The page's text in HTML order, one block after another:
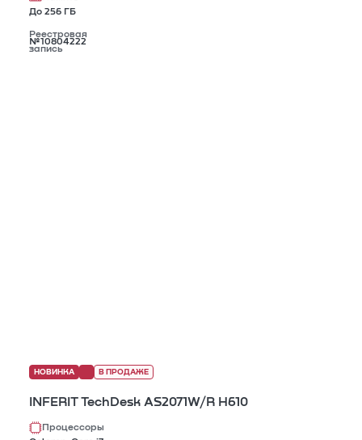
До 256 ГБ
Реестровая
запись
№10804222
НОВИНКА В ПРОДАЖЕ
INFERIT TechDesk AS2071W/R H610
Процессоры